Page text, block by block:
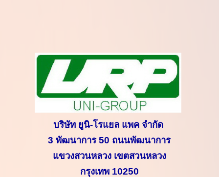
บริษัท ยูนิ-โรแยล แพค จำกัด
3 พัฒนาการ50 ถนนพัฒนาการ
แขวงสวนหลวง เขตสวนหลวง
กรุงเทพ 10250